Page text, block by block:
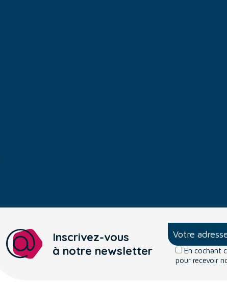
Inscrivez-vous
à notre newsletter
En cochant
pour recevoir